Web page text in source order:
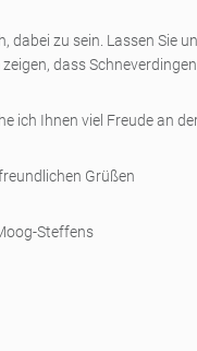
dabei zu sein. Lassen Sie
dass
ich Ihnen viel Freude an
Grüßen
Steffens